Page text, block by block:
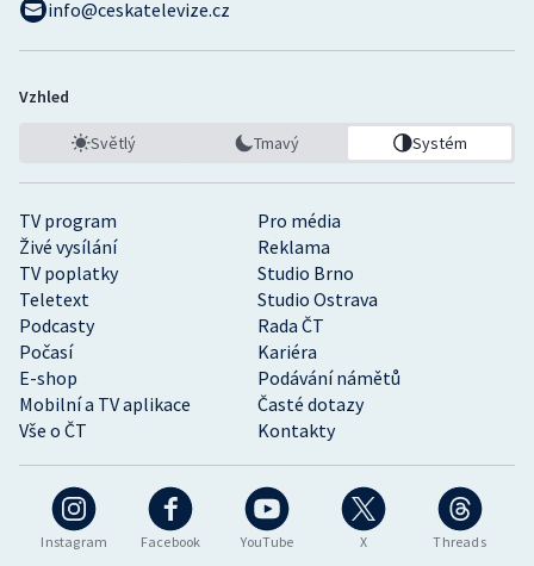
Instagram Facebook YouTube X Threads
TV program
Pro média
Živé vysílání
Reklama
TV poplatky
Studio Brno
Teletext
Studio Ostrava
Podcasty
Rada ČT
Počasí
Kariéra
E-shop
Podávání námětů
Mobilní a TV aplikace
Časté dotazy
Vše o ČT
Kontakty
info@ceskatelevize.cz
Vzhled
Světlý Tmavý Systém